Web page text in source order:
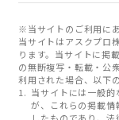
※当サイトのご利用に
当サイトはアスクプロ
ります。当サイトに掲
の無断複写・転載・公
利用された場合、以下
当サイトには一般
が、これらの掲載情